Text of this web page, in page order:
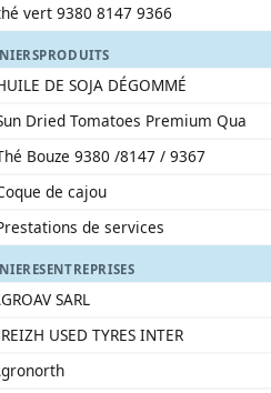
vert 9380 8147 9366
PRODUITS
DE SOJA DÉGOMMÉ
Dried Tomatoes Premium Qua
Bouze 9380 /8147 / 9367
de cajou
de services
ENTREPRISES
SARL
USED TYRES INTER